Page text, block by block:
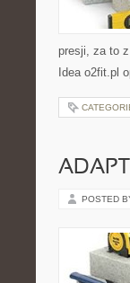
presji, za to
Idea o2fit.pl
POSTED